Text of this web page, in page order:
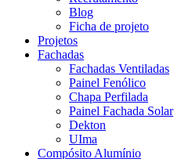
Blog
Ficha de projeto
Projetos
Fachadas
Fachadas Ventiladas
Painel Fenólico
Chapa Perfilada
Painel Fachada Solar
Dekton
UIma
Compósito Alumínio